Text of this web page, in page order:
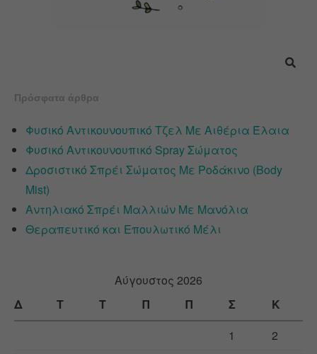
Πρόσφατα άρθρα
Φυσικό Αντικουνουπικό Τζελ Με Αιθέρια Έλαια
Φυσικό Αντικουνουπικό Spray Σώματος
Δροσιστικό Σπρέι Σώματος Με Ροδάκινο (Body
Mist)
Αντηλιακό Σπρέι Μαλλιών Με Μανόλια
Θεραπευτικό και Επουλωτικό Μέλι
Αύγουστος 2026
Δ
Τ Τ Π Π Σ
Κ
1
2